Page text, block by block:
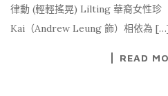
律動 (輕輕搖晃) Lilting 華裔女性珍
Kai（Andrew Leung 飾）相依為
READ